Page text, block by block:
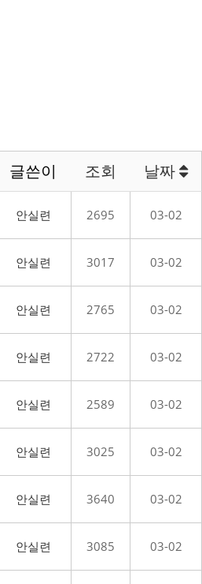
글쓴이 조회 날짜
안실련 2695 03-02
안실련 3017 03-02
안실련 2765 03-02
안실련 2722 03-02
안실련 2589 03-02
안실련 3025 03-02
안실련 3640 03-02
안실련 3085 03-02